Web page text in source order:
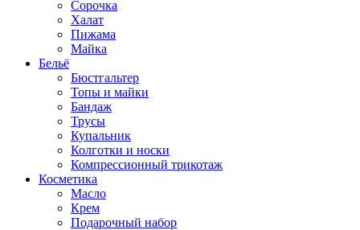
Сорочка
Халат
Пижама
Майка
Бельё
Бюстгальтер
Топы и майки
Бандаж
Трусы
Купальник
Колготки и носки
Компрессионный трикотаж
Косметика
Масло
Крем
Подарочный набор